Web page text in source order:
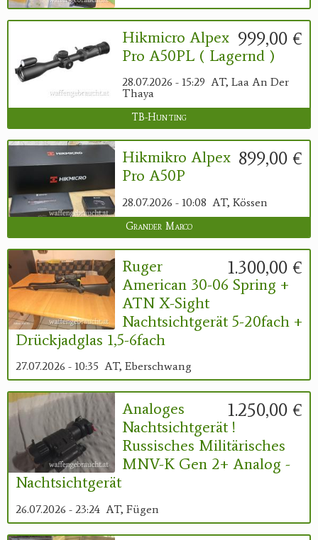
999,00 €
Hikmicro Alpex
Pro A50PL ( Lagernd )
28.07.2026 - 15:29 AT, Laa An Der
Thaya
TB-Hunting
899,00 €
Hikmikro Alpex
Pro A50P
28.07.2026 - 10:08 AT, Kössen
Grander Marco
1.300,00 €
Ruger
American 30-06 Spring +
ATN X-Sight
Nachtsichtgerät 5-20fach +
Drückjadglas 1,5-6fach
27.07.2026 - 10:35 AT, Eberschwang
1.250,00 €
Analoges
Nachtsichtgerät !
Russisches Militärisches
MNV-K Gen 2+ Analog -
Nachtsichtgerät
26.07.2026 - 23:24 AT, Fügen